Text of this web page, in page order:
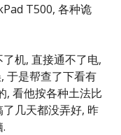
T500, 各种诡
机, 直接通不了电,
于是帮查了下看有
, 看他按各种土法比
几天都没弄好, 昨